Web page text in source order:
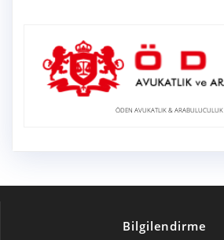
ÖDEN AVUKATLIK & ARABULUCULUK
Bilgilendirme